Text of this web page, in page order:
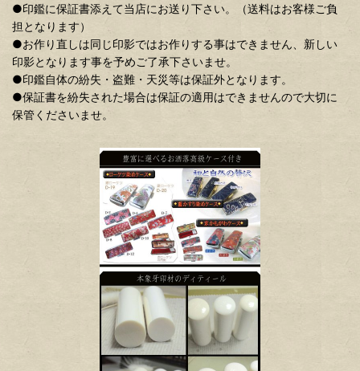
●印鑑に保証書添えて当店にお送り下さい。（送料はお客様ご負
担となります）
●お作り直しは同じ印影ではお作りする事はできません、新しい
印影となります事を予めご了承下さいませ。
●印鑑自体の紛失・盗難・天災等は保証外となります。
●保証書を紛失された場合は保証の適用はできませんので大切に
保管くださいませ。